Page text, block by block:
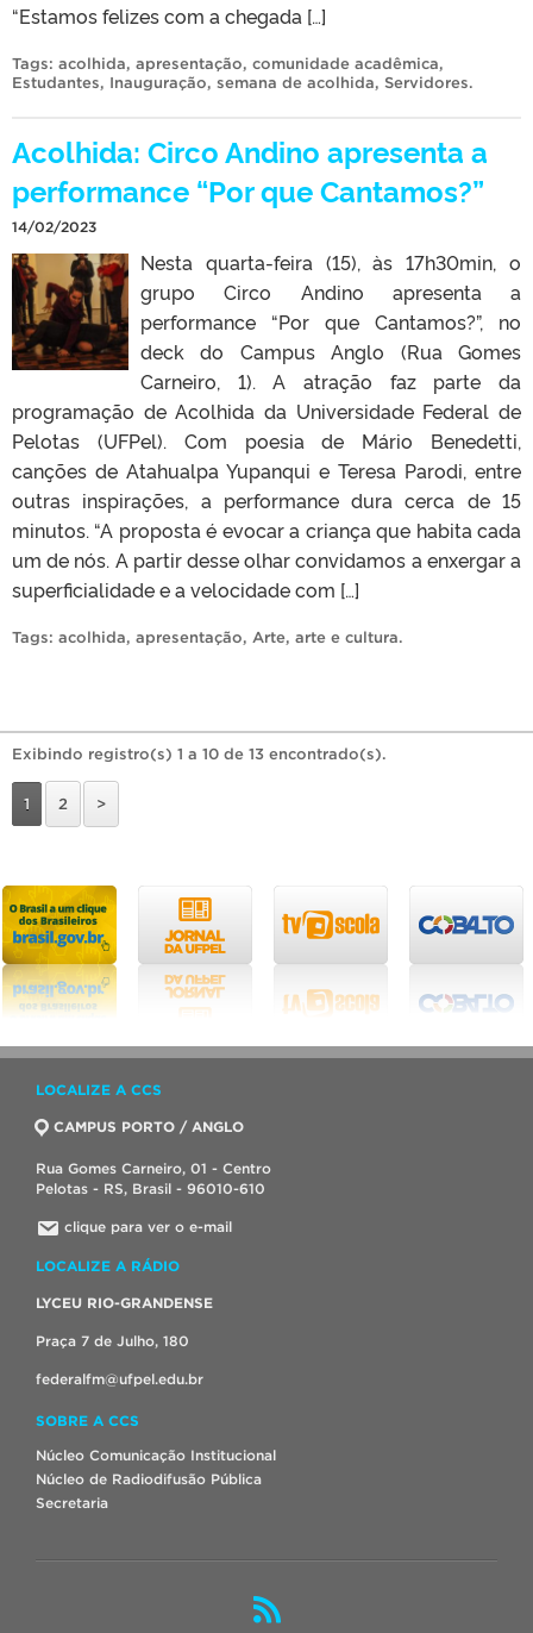
“Estamos felizes com a chegada […]
Tags: acolhida, apresentação, comunidade acadêmica,
Estudantes, Inauguração, semana de acolhida, Servidores.
Acolhida: Circo Andino apresenta a
performance “Por que Cantamos?”
14/02/2023
Nesta quarta-feira (15), às 17h30min, o
grupo Circo Andino apresenta a
performance “Por que Cantamos?”, no
deck do Campus Anglo (Rua Gomes
Carneiro, 1). A atração faz parte da
programação de Acolhida da Universidade Federal de
Pelotas (UFPel). Com poesia de Mário Benedetti,
canções de Atahualpa Yupanqui e Teresa Parodi, entre
outras inspirações, a performance dura cerca de 15
minutos. “A proposta é evocar a criança que habita cada
um de nós. A partir desse olhar convidamos a enxergar a
superficialidade e a velocidade com […]
Tags: acolhida, apresentação, Arte, arte e cultura.
Exibindo registro(s) 1 a 10 de 13 encontrado(s).
1 2 >
LOCALIZE A CCS
CAMPUS PORTO / ANGLO
Rua Gomes Carneiro, 01 - Centro
Pelotas - RS, Brasil - 96010-610
clique para ver o e-mail
LOCALIZE A RÁDIO
LYCEU RIO-GRANDENSE
Praça 7 de Julho, 180
federalfm@ufpel.edu.br
SOBRE A CCS
Núcleo Comunicação Institucional
Núcleo de Radiodifusão Pública
Secretaria